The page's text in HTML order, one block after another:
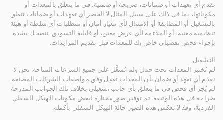
نقدم أي تعهدات أو ضمانات، صريحة أو ضمنية، في ما يتعلق بالمعدات أو
مكوناتها، بما في ذلك على سبيل المثال لا الحصر أي تعهدات أو ضمانات تتعلق
بالتشغيل أو المطابقة أو الامتثال لأي معيار أمان أو متطلبات أي سلطة أو هيئة
تنظيمية معنية، أو الملاءمة لأي غرض معين، أو قابلية التسويق. ننصحك بشدة
بإجراء فحص تفصيلي خاص بك للمعدات قبل تقديم المزايدات.
التشغيل
لم تُختبر المعدات تحت حمل ولم تُشغَّل على جميع السرعات المتاحة. نحن لا
نقدم أي تعهد أو ضمان بأن المعدات تعمل وفق مواصفات الشركات المصنعة.
لم يُجرَ أي فحص في ما يتعلق بأي جانب تشغيلي بخلاف تلك الجوانب المدرجة
صراحة في هذه الوثيقة. تم توفير صور مختارة لبعض مكونات الهيكل السفلي
الفردية، وقد لا تعكس هذه الصور حالة الهيكل السفلي بأكمله.